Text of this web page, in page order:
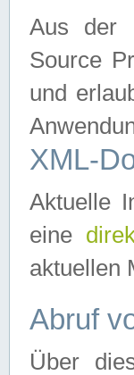
Aus der
Source
und
XML-
Aktuelle
eine
aktuellen
Abruf
Über